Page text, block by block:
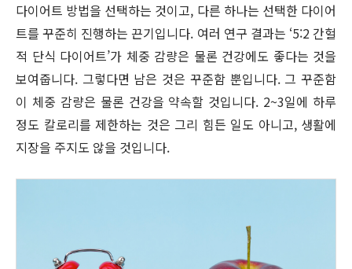
다이어트 방법을 선택하는 것이고, 다른 하나는 선택한 다이어
트를 꾸준히 진행하는 끈기입니다. 여러 연구 결과는 ‘5:2 간헐
적 단식 다이어트’가 체중 감량은 물론 건강에도 좋다는 것을
보여줍니다. 그렇다면 남은 것은 꾸준함 뿐입니다. 그 꾸준함
이 체중 감량은 물론 건강을 약속할 것입니다. 2~3일에 하루
정도 칼로리를 제한하는 것은 그리 힘든 일도 아니고, 생활에
지장을 주지도 않을 것입니다.